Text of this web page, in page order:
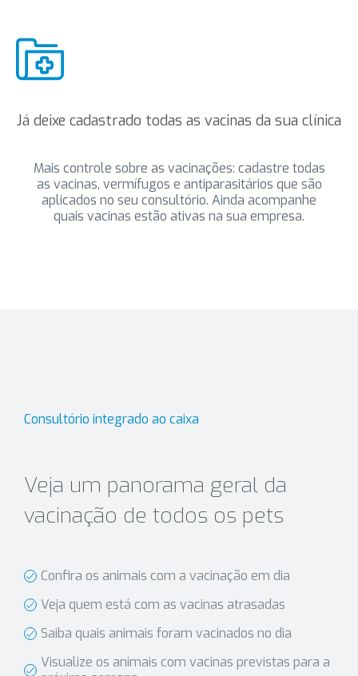
Já deixe cadastrado todas as vacinas da sua clínica
Mais controle sobre as vacinações: cadastre todas
as vacinas, vermífugos e antiparasitários que são
aplicados no seu consultório. Ainda acompanhe
quais vacinas estão ativas na sua empresa.
Consultório integrado ao caixa
Veja um panorama geral da
vacinação de todos os pets
Confira os animais com a vacinação em dia
Veja quem está com as vacinas atrasadas
Saiba quais animais foram vacinados no dia
Visualize os animais com vacinas previstas para a